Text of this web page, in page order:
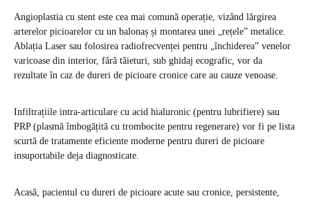
Angioplastia cu stent este cea mai comună operație, vizând lărgirea
arterelor picioarelor cu un balonaș și montarea unei „rețele” metalice.
Ablația Laser sau folosirea radiofrecvenței pentru „închiderea” venelor
varicoase din interior, fără tăieturi, sub ghidaj ecografic, vor da
rezultate în caz de dureri de picioare cronice care au cauze venoase.
Infiltrațiile intra-articulare cu acid hialuronic (pentru lubrifiere) sau
PRP (plasmă îmbogățită cu trombocite pentru regenerare) vor fi pe lista
scurtă de tratamente eficiente moderne pentru dureri de picioare
insuportabile deja diagnosticate.
Acasă, pacientul cu dureri de picioare acute sau cronice, persistente,